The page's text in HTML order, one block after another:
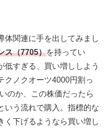
体関連に手を出してみまし
ス（7705）を持ってい
低すぎる、買い増ししよう
クノクオーツ4000円割っ
のか、この株価だったら
いう流れで購入。指標的な
く下げるようなら買い増し